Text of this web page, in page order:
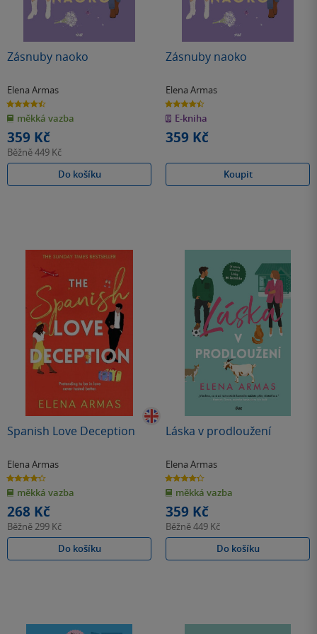
Zásnuby naoko
Elena Armas
4.5
z
5
hvězdiček
měkká vazba
359 Kč
Běžně449 Kč
Do košíku
Zásnuby naoko
Elena Armas
4.5
z
5
hvězdiček
E-kniha
359 Kč
Koupit
Spanish Love Deception
Elena Armas
4.3
z
5
hvězdiček
měkká vazba
268 Kč
Běžně299 Kč
Do košíku
Láska v prodloužení
Elena Armas
4.3
z
5
hvězdiček
měkká vazba
359 Kč
Běžně449 Kč
Do košíku